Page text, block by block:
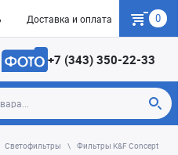
Доставка и оплата Гарантия
0
+7 (343) 350-22-33
Светофильтры
Фильтры K&F Concept